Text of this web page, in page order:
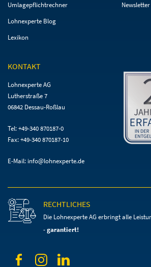
Umlagepflichtrechner
Lohnexperte Blog
Lexikon
KONTAKT
Lohnexperte AG
Lutherstraße 7
06842 Dessau-Roßlau
Tel: +49-340 870187-0
Fax: +49-340 870187-10
E-Mail: info@lohnexperte.de
RECHTLICHES
Die Lohnexperte AG erbringt alle
-garantiert!